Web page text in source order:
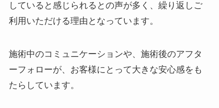
していると感じられるとの声が多く、繰り返しご
利用いただける理由となっています。
施術中のコミュニケーションや、施術後のアフタ
ーフォローが、お客様にとって大きな安心感をも
たらしています。